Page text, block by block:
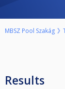
MBSZ Pool Szakág
Results